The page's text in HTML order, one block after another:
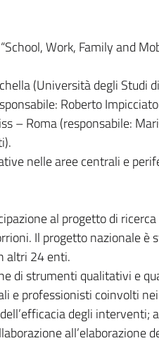
Work, Family and
(Università degli Studi
Roberto
– Roma (responsabile:
nelle aree centrali e
al progetto di ricerca
Il progetto nazionale
altri 24 enti.
di strumenti qualitativi e
e professionisti coinvolti
degli interventi;
all’elaborazione